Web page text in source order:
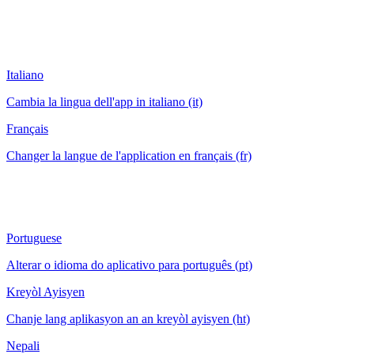
Italiano
Cambia la lingua dell'app in italiano (it)
Français
Changer la langue de l'application en français (fr)
Portuguese
Alterar o idioma do aplicativo para português (pt)
Kreyòl Ayisyen
Chanje lang aplikasyon an an kreyòl ayisyen (ht)
Nepali